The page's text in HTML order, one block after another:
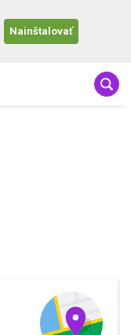
Nainštalovať